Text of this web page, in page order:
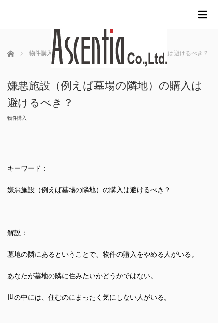
ホーム 物件購入 嫌悪施設（例えば墓場の隣地）の購入は避けるべき？
嫌悪施設（例えば墓場の隣地）の購入は
避けるべき？
物件購入
キーワード：
嫌悪施設（例えば墓場の隣地）の購入は避けるべき？
解説：
墓地の隣にあるということで、物件の購入をやめる人がいる。
あなたが墓地の隣に住みたいかどうかではない。
世の中には、住むのにまったく気にしない人がいる。